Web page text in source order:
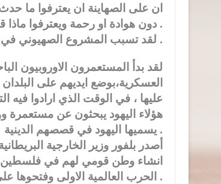
ان على الصهاينة ان يعترفوا ما
دون هوادة او رحمة ويعترفوا ماذا قدموا للعرب جميعا .
لقد تسبب المشروع الصهيوني في ايقاف حركة النهضة في العالم العربي كله .
لقد بدأ المستعمرون الاوروبيون
العسكرية،بوضع ايديهم على
عليها ، في الوقت الذي ارادوا فيه
هؤلاء اليهود يبحثون عن
يسميها اليهود في قصصهم الدينية .
انشاء وطن قومي لهم في فلسطين
الحرب العالمية الاولى وفتحوها على مصراعيها للمهاجرين الصهاينة المزودين بخطط هرتزل واموال روتشيلد .